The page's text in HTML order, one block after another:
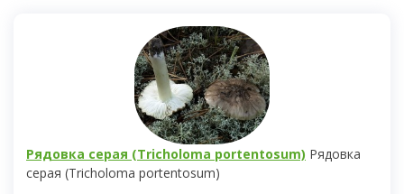
Рядовка серая (Tricholoma portentosum) Рядовка
серая (Tricholoma portentosum)